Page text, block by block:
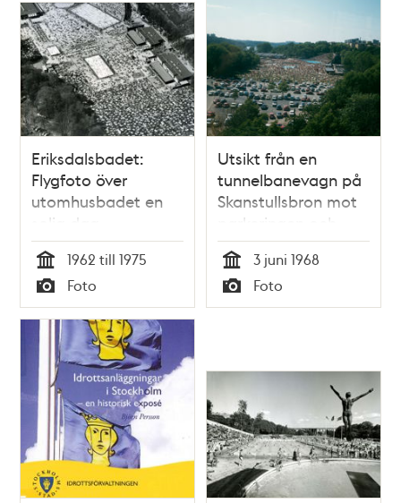
Eriksdalsbadet:
Flygfoto över
utomhusbadet en
solig dag
Tid
1962 till 1975
Typ
Foto
Utsikt från en
tunnelbanevagn på
Skanstullsbron mot
parkeringen och
Eriksdalsbadets
utebassänger, som
vimlar av människor
Tid
3 juni 1968
Typ
Foto